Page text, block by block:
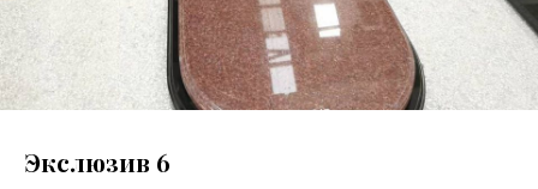
Экслюзив 6